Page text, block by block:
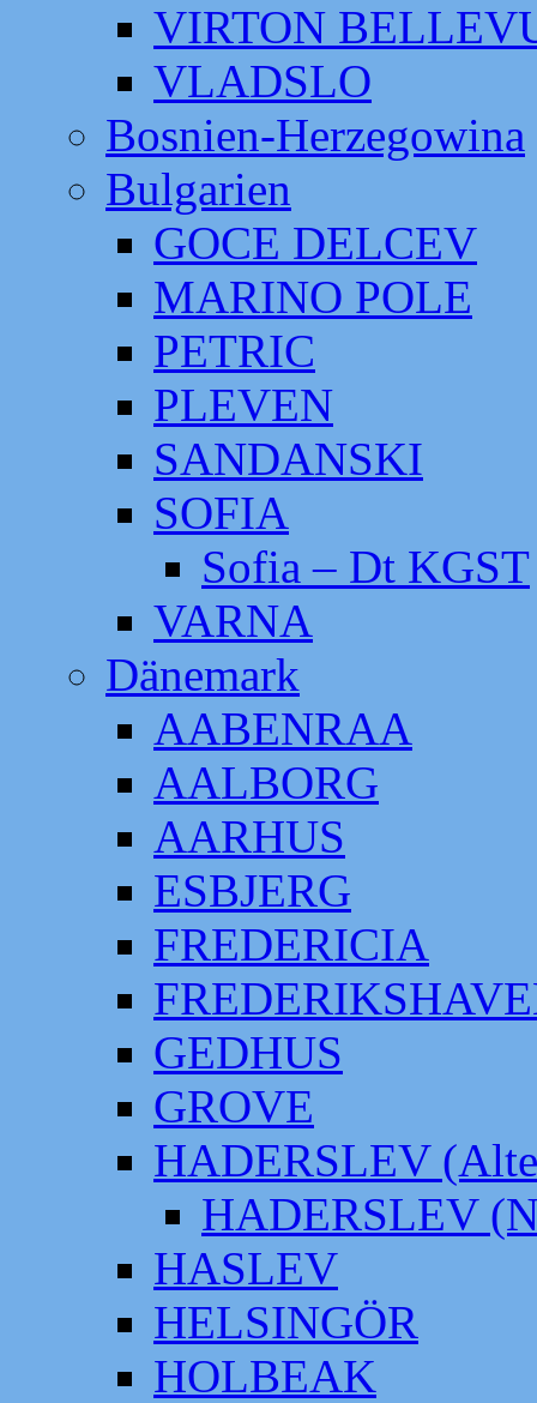
VIRTON
VLADSLO
Bosnien-Herzegowina
Bulgarien
GOCE DELCEV
MARINO POLE
PETRIC
PLEVEN
SANDANSKI
SOFIA
Sofia – Dt KGST
VARNA
Dänemark
AABENRAA
AALBORG
AARHUS
ESBJERG
FREDERICIA
GEDHUS
GROVE
HADERSLEV
HADERSLEV
HASLEV
HELSINGÖR
HOLBEAK